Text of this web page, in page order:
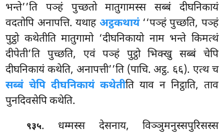
भन्ते’’ति पञ्हं पुच्छतो मातुगामस्स सब्बं दीघनिकायं
वदतोपि अनापत्ति. यथाह अट्ठकथायं‘‘पञ्हं पुच्छति, पञ्हं
पुट्ठो कथेतीति मातुगामो ‘दीघनिकायो नाम भन्ते किमत्थं
दीपेती’ति पुच्छति, एवं पञ्हं पुट्ठो भिक्खु सब्बं चेपि
दीघनिकायं कथेति, अनापत्ती’’ति (पाचि. अट्ठ. ६६). एत्थ च
सब्बं चेपि दीघनिकायं कथेतीति याव न निट्ठाति, ताव
पुनदिवसेपि कथेति.
९३५. धम्मस्स देसनाय, विञ्ञुमनुस्सपुरिसस्स